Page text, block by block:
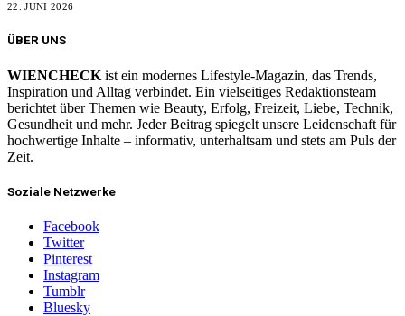
22. JUNI 2026
ÜBER UNS
WIENCHECK ist ein modernes Lifestyle-Magazin, das Trends,
Inspiration und Alltag verbindet. Ein vielseitiges Redaktionsteam
berichtet über Themen wie Beauty, Erfolg, Freizeit, Liebe, Technik,
Gesundheit und mehr. Jeder Beitrag spiegelt unsere Leidenschaft für
hochwertige Inhalte – informativ, unterhaltsam und stets am Puls der
Zeit.
Soziale Netzwerke
Facebook
Twitter
Pinterest
Instagram
Tumblr
Bluesky